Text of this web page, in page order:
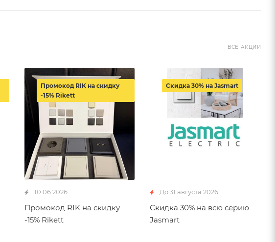
ВСЕ АКЦИИ
10.06.2026
Промокод RIK на скидку
-15% Rikett
Промокод RIK на скидку
-15% Rikett
До 31 августа 2026
Скидка 30% на всю серию
Jasmart
Скидка 30% на Jasmart